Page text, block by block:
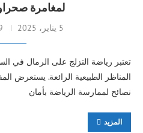
لمغامرة
5 يناير، 2025
تعتبر رياضة التزلج على الرمال في
نصائح لممارسة الرياضة بأمان
المزيد